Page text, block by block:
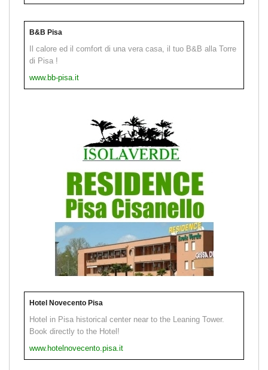
B&B Pisa
Il calore ed il comfort di una vera casa, il tuo B&B alla Torre
di Pisa !
www.bb-pisa.it
Hotel Novecento Pisa
Hotel in Pisa historical center near to the Leaning Tower.
Book directly to the Hotel!
www.hotelnovecento.pisa.it